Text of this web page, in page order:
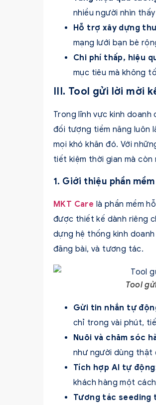
nhiều người nhìn
Hỗ trợ xây dựng
mạng lưới bạn bè
Chi phí thấp, hiệu
mục tiêu mà không
III. Tool gửi lời mời
Trong lĩnh vực kinh
đối tượng tiềm năng luôn
mọi khó khăn đó. Với
tiết kiệm thời gian mà
1. Giới thiệu phần
MKT Care là phần mềm
được thiết kế dành riêng
dựng hệ thống kinh
đăng bài, và tương tác.
Tool
Gửi tin nhắn tự
chỉ trong vài phút,
Nuôi và chăm sóc
như người dùng thật
Tích hợp AI tự động
khách hàng một
Tương tác seeding